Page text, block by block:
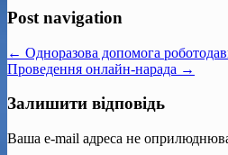
Post navigation
← Одноразова допомога
Проведення онлайн-нарада →
Залишити відповідь
Ваша e-mail адреса не